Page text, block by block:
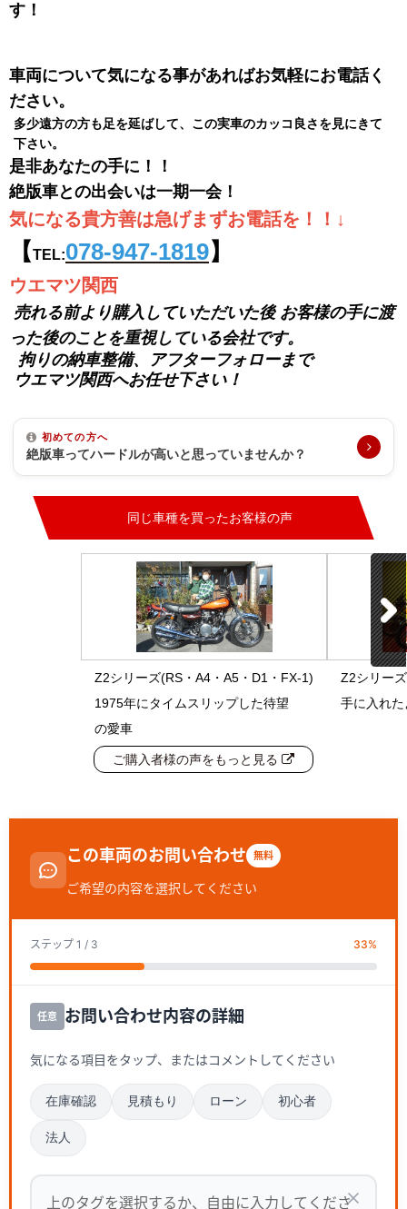
す！
車両について気になる事があればお気軽にお電話く
ださい。
多少遠方の方も足を延ばして、この実車のカッコ良さを見にきて
下さい。
是非あなたの手に！！
絶版車との出会いは一期一会！
気になる貴方善は急げまずお電話を！！↓
【TEL:078-947-1819】
ウエマツ関西
売れる前より購入していただいた後 お客様の手に渡
った後のことを重視している会社です。
拘りの納車整備、アフターフォローまで
ウエマツ関西へお任せ下さい！
初めての方へ
絶版車ってハードルが高いと思っていませんか？
同じ車種を買ったお客様の声
Z2シリーズ(RS・A4・A5・D1・FX-1)
1975年にタイムスリップした待望
の愛車
Z2シリー
手に入れ
ご購入者様の声をもっと見る
この車両のお問い合わせ 無料
ご希望の内容を選択してください
ステップ 1 / 3 33%
任意 お問い合わせ内容の詳細
気になる項目をタップ、またはコメントしてください
在庫確認 見積もり ローン 初心者
法人